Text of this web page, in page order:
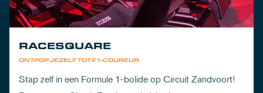
ONTPOP JEZELF TOT F1-COUREUR
RACESQUARE
Stap zelf in een Formule 1-bolide op Circuit Zandvoort!